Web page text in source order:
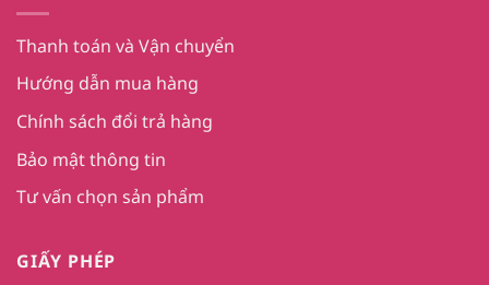
Thanh toán và Vận chuyển
Hướng dẫn mua hàng
Chính sách đổi trả hàng
Bảo mật thông tin
Tư vấn chọn sản phẩm
GIẤY PHÉP